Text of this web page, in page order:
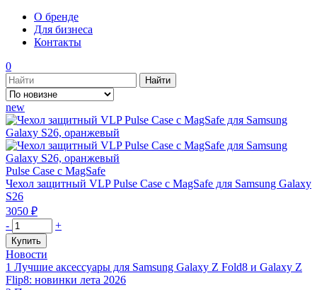
О бренде
Для бизнеса
Контакты
0
new
Pulse Case с MagSafe
Чехол защитный VLP Pulse Case с MagSafe для Samsung Galaxy
S26
3050 ₽
Количество
товара
Чехол
защитный
VLP
- +
Купить
Новости
1 Лучшие аксессуары для Samsung Galaxy Z Fold8 и Galaxy Z
Flip8: новинки лета 2026